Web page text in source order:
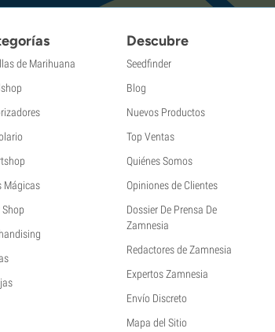
de Marihuana
Mágicas
Shop
Descubre
Seedfinder
Blog
Nuevos Productos
Top Ventas
Quiénes Somos
Opiniones de Clientes
Dossier De Prensa De
Zamnesia
Redactores de Zamnesia
Expertos Zamnesia
Envío Discreto
Mapa del Sitio